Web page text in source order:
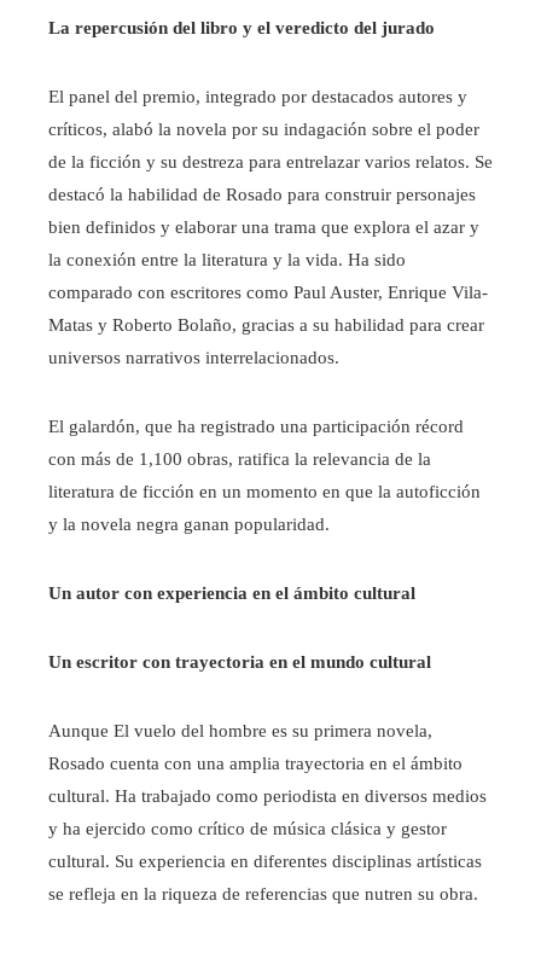
La repercusión del libro y el veredicto del jurado
El panel del premio, integrado por destacados autores y
críticos, alabó la novela por su indagación sobre el poder
de la ficción y su destreza para entrelazar varios relatos. Se
destacó la habilidad de Rosado para construir personajes
bien definidos y elaborar una trama que explora el azar y
la conexión entre la literatura y la vida. Ha sido
comparado con escritores como Paul Auster, Enrique Vila-
Matas y Roberto Bolaño, gracias a su habilidad para crear
universos narrativos interrelacionados.
El galardón, que ha registrado una participación récord
con más de 1,100 obras, ratifica la relevancia de la
literatura de ficción en un momento en que la autoficción
y la novela negra ganan popularidad.
Un autor con experiencia en el ámbito cultural
Un escritor con trayectoria en el mundo cultural
Aunque El vuelo del hombre es su primera novela,
Rosado cuenta con una amplia trayectoria en el ámbito
cultural. Ha trabajado como periodista en diversos medios
y ha ejercido como crítico de música clásica y gestor
cultural. Su experiencia en diferentes disciplinas artísticas
se refleja en la riqueza de referencias que nutren su obra.